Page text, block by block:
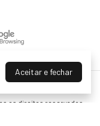
Aceitar e fechar
os direitos reservados.